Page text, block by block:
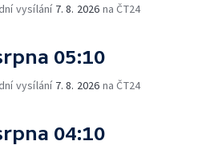
vysílání 7. 8. 2026 na ČT24
05:10
vysílání 7. 8. 2026 na ČT24
04:10